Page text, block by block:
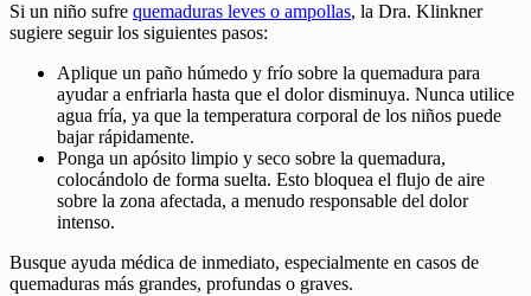
Si un niño sufre quemaduras leves o ampollas, la Dra. Klinkner
sugiere seguir los siguientes pasos:
Aplique un paño húmedo y frío sobre la quemadura para
ayudar a enfriarla hasta que el dolor disminuya. Nunca utilice
agua fría, ya que la temperatura corporal de los niños puede
bajar rápidamente.
Ponga un apósito limpio y seco sobre la quemadura,
colocándolo de forma suelta. Esto bloquea el flujo de aire
sobre la zona afectada, a menudo responsable del dolor
intenso.
Busque ayuda médica de inmediato, especialmente en casos de
quemaduras más grandes, profundas o graves.